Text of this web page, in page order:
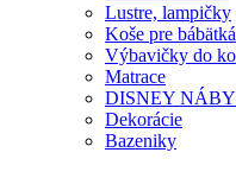
Lustre, lampičky
Koše pre bábätká
Výbavičky do
Matrace
DISNEY
Dekorácie
Bazeniky